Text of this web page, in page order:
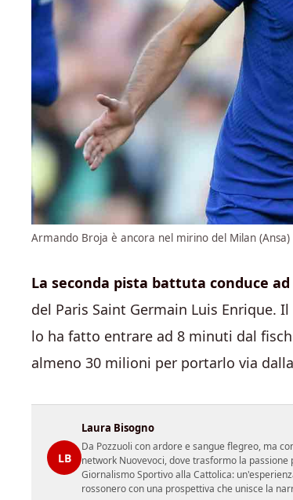
Armando Broja è ancora nel mirino del Milan (Ansa)
La seconda pista battuta conduce
del Paris Saint Germain Luis Enrique.
lo ha fatto entrare ad 8 minuti dal
almeno 30 milioni per portarlo via
LB
Laura Bisogno
Da Pozzuoli con ardore e sangue flegreo, ma
network Nuovevoci, dove trasformo la
Giornalismo Sportivo alla Cattolica:
rossonero con una prospettiva che unisce la